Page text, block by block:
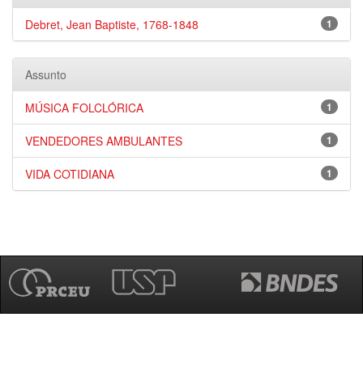
1
Debret, Jean Baptiste, 1768-1848
Assunto
1
MÚSICA FOLCLÓRICA
1
VENDEDORES AMBULANTES
1
VIDA COTIDIANA